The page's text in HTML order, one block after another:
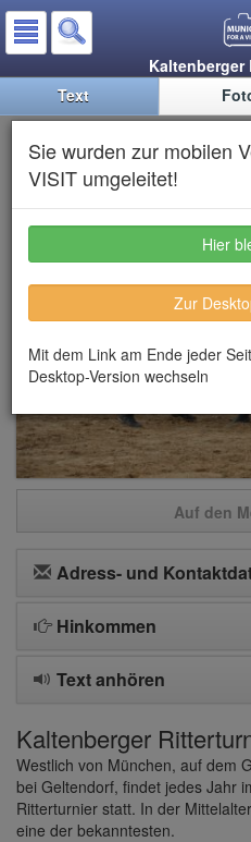
Sie wurden zur mobilen
VISIT umgeleitet!
Hier
Zur
Mit dem Link am Ende jeder
Desktop-Version wechseln
Text
Kaltenberger
Auf den
Adress- und
Hinkommen
Text anhören
Kaltenberger
Westlich von München, auf dem
bei Geltendorf, findet jedes Jahr
Ritterturnier statt. In der
eine der bekanntesten.